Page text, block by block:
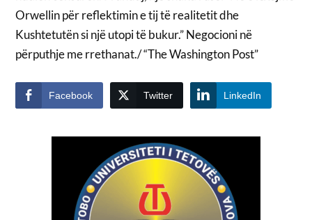
Orwellin për reflektimin e tij të realitetit dhe
Kushtetutën si një utopi të bukur.” Negocioni në
përputhje me rrethanat./ “The Washington Post”
Facebook Twitter LinkedIn